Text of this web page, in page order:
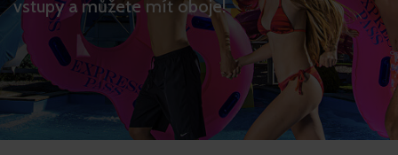
vstupy a můžete mít oboje!